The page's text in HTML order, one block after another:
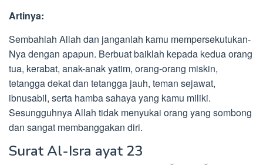
Artinya:
Sembahlah Allah dan janganlah kamu mempersekutukan-
Nya dengan apapun. Berbuat baiklah kepada kedua orang
tua, kerabat, anak-anak yatim, orang-orang miskin,
tetangga dekat dan tetangga jauh, teman sejawat,
ibnusabil, serta hamba sahaya yang kamu miliki.
Sesungguhnya Allah tidak menyukai orang yang sombong
dan sangat membanggakan diri.
Surat Al-Isra ayat 23